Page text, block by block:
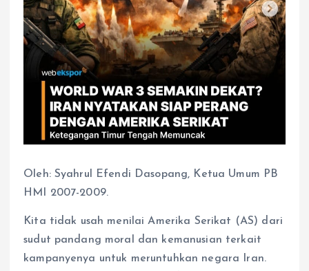
Oleh: Syahrul Efendi Dasopang, Ketua Umum PB
HMI 2007-2009.
Kita tidak usah menilai Amerika Serikat (AS) dari
sudut pandang moral dan kemanusian terkait
kampanyenya untuk meruntuhkan negara Iran.